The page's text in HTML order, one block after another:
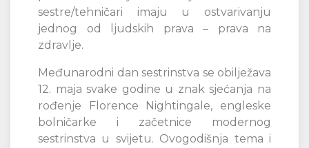
sestre/tehničari imaju u ostvarivanju
jednog od ljudskih prava – prava na
zdravlje.
Međunarodni dan sestrinstva se obilježava
12. maja svake godine u znak sjećanja na
rođenje Florence Nightingale, engleske
bolničarke i začetnice modernog
sestrinstva u svijetu. Ovogodišnja tema i